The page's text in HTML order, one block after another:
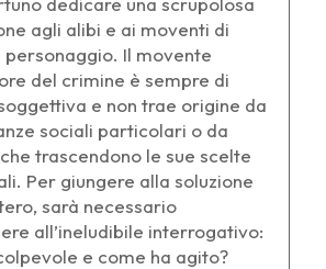
agli alibi e ai moventi di
personaggio. Il movente
del crimine è sempre di
e non trae origine da
sociali particolari o da
trascendono le sue scelte
Per giungere alla soluzione
sarà necessario
all’ineludibile interrogativo:
e come ha agito?